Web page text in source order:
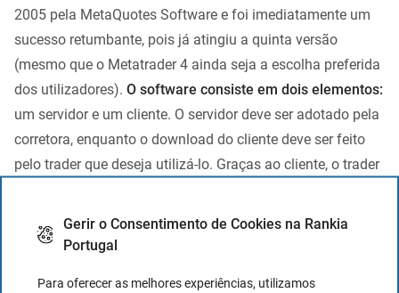
Gerir o Consentimento de Cookies na Rankia
Portugal
Para oferecer as melhores experiências, utilizamos
2005 pela MetaQuotes Software e foi imediatamente um
sucesso retumbante, pois já atingiu a quinta versão
(mesmo que o Metatrader 4 ainda seja a escolha preferida
dos utilizadores). O software consiste em dois elementos:
um servidor e um cliente. O servidor deve ser adotado pela
corretora, enquanto o download do cliente deve ser feito
pelo trader que deseja utilizá-lo. Graças ao cliente, o trader
encomendas e gerir a sua conta. O software cliente é
executado no sistema operativo Windows e obteve um